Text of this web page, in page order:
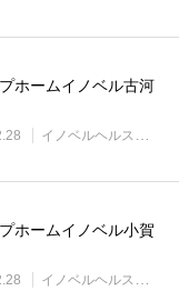
ホームイノベル古河
イノベルヘルスケア事業所
ホームイノベル小賀
イノベルヘルスケア事業所